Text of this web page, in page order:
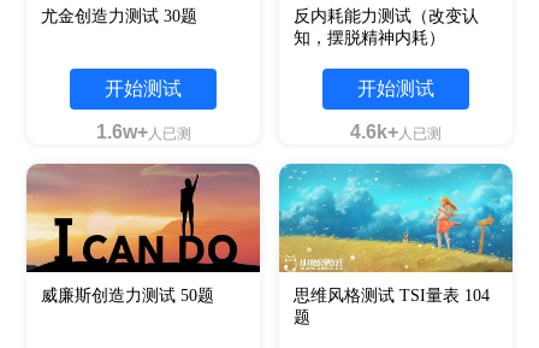
尤金创造力测试 30题
开始测试
1.6w+人已测
反内耗能力测试（改变认
知，摆脱精神内耗）
开始测试
4.6k+人已测
威廉斯创造力测试 50题
思维风格测试 TSI量表 104
题